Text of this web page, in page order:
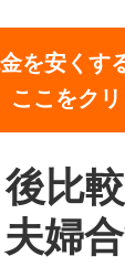
を安くす
ここをク
比
婦